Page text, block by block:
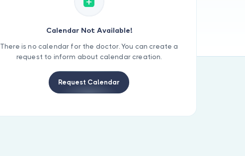
Calendar Not Available!
There is no calendar for the doctor. You can create a
request to inform about calendar creation.
Request Calendar